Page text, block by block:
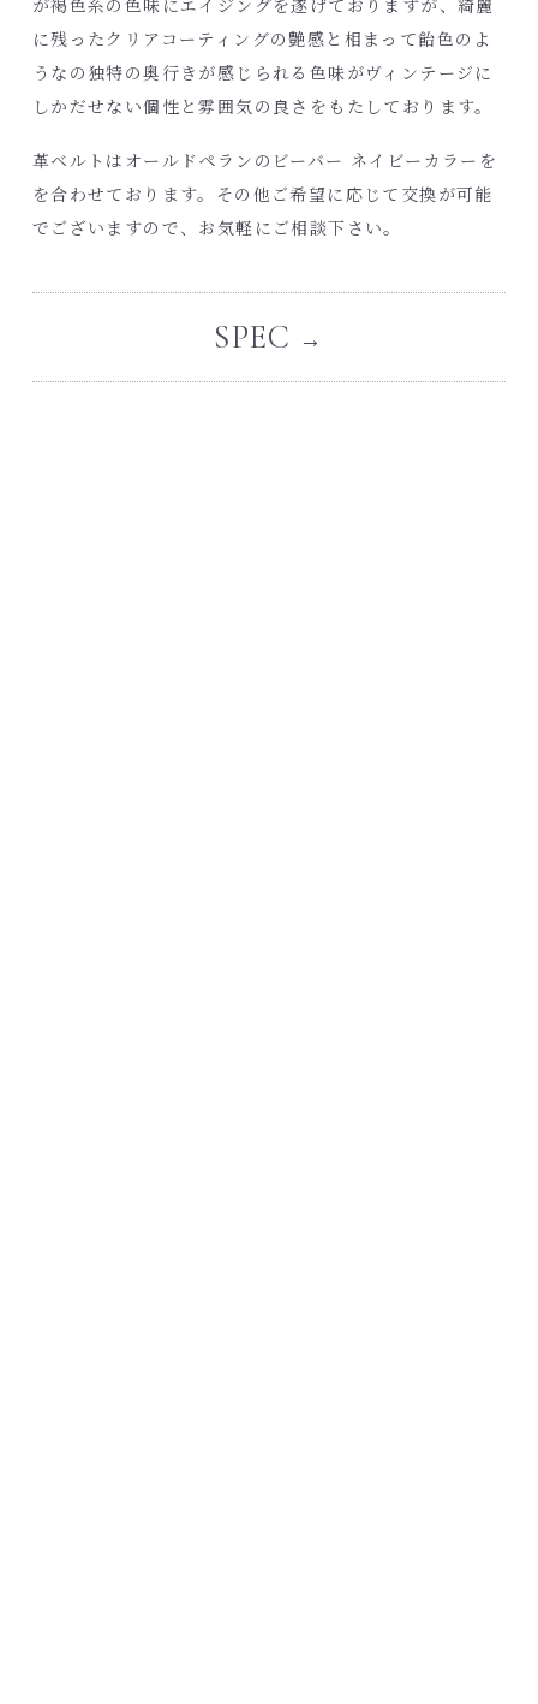
が褐色系の色味にエイジングを遂げておりますが、綺麗
に残ったクリアコーティングの艶感と相まって飴色のよ
うなの独特の奥行きが感じられる色味がヴィンテージに
しかだせない個性と雰囲気の良さをもたしております。
革ベルトはオールドペランのビーバー ネイビーカラーを
を合わせております。その他ご希望に応じて交換が可能
でございますので、お気軽にご相談下さい。
SPEC